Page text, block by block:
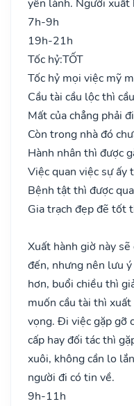
yên lành. Người xuất
7h-9h
19h-21h
Tốc hỷ:TỐT
Tốc hỷ mọi việc mỹ
Cầu tài cầu lộc thì
Mất của chẳng phải
Còn trong nhà đó
Hành nhân thì được
Việc quan việc sự ấy
Bệnh tật thì được
Gia trạch đẹp đẽ tốt
Xuất hành giờ này
đến, nhưng nên lưu
hơn, buổi chiều thì
muốn cầu tài thì
vọng. Đi việc gặp gỡ
cấp hay đối tác thì
xuôi, không cần lo
người đi có tin về.
9h-11h